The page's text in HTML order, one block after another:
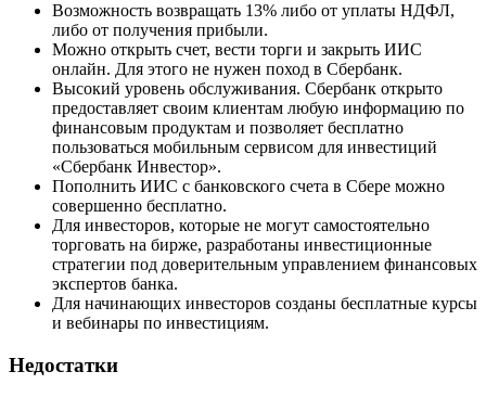
Возможность возвращать 13% либо от уплаты НДФЛ,
либо от получения прибыли.
Можно открыть счет, вести торги и закрыть ИИС
онлайн. Для этого не нужен поход в Сбербанк.
Высокий уровень обслуживания. Сбербанк открыто
предоставляет своим клиентам любую информацию по
финансовым продуктам и позволяет бесплатно
пользоваться мобильным сервисом для инвестиций
«Сбербанк Инвестор».
Пополнить ИИС с банковского счета в Сбере можно
совершенно бесплатно.
Для инвесторов, которые не могут самостоятельно
торговать на бирже, разработаны инвестиционные
стратегии под доверительным управлением финансовых
экспертов банка.
Для начинающих инвесторов созданы бесплатные курсы
и вебинары по инвестициям.
Недостатки